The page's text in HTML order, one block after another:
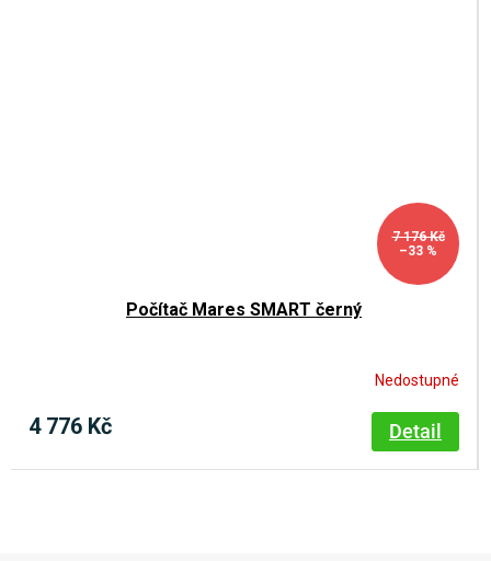
7 176 Kč
–33 %
Počítač Mares SMART černý
Nedostupné
4 776 Kč Detail